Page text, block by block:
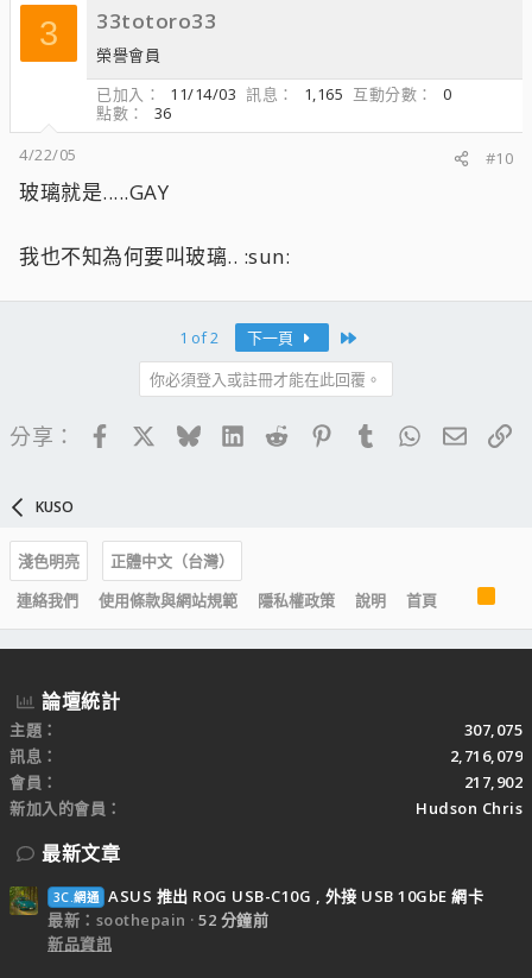
3 33totoro33
榮譽會員
已加入
11/14/03 訊息 1,165 互動分數
0
點數
36
4/22/05
#10
玻璃就是.....GAY
我也不知為何要叫玻璃.. :sun:
1 of 2 下一頁
你必須登入或註冊才能在此回覆。
分享： FacebookBlueskyLinkedIn
Reddit PinterestTumblrWhatsApp
電子
KUSO
淺色明亮
正體中文（台灣）
連絡我們
使用條款與網站規範 隱私權政策 說明 首頁
S
論壇統計
主題
307,075
訊息
2,716,079
會員
217,902
新加入的會員
Hudson Chris
最新文章
3C.網通 ASUS 推出 ROG USB-C10G , 外接 USB 10GbE 網卡
最新：soothepain
52 分鐘前
新品資訊